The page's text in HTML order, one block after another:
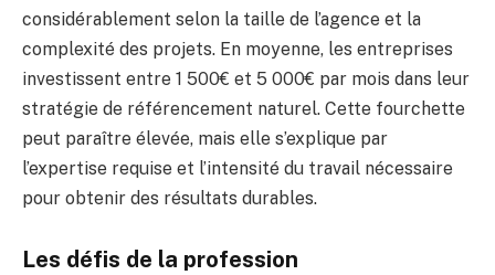
considérablement selon la taille de l’agence et la
complexité des projets. En moyenne, les entreprises
investissent entre 1 500€ et 5 000€ par mois dans leur
stratégie de référencement naturel. Cette fourchette
peut paraître élevée, mais elle s’explique par
l’expertise requise et l’intensité du travail nécessaire
pour obtenir des résultats durables.
Les défis de la profession